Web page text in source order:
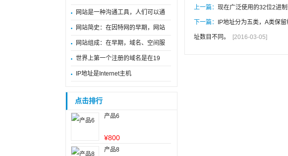
网站是一种沟通工具，人们可以通
网站简史：在因特网的早期，网站
网站组成：在早期，域名、空间服
世界上第一个注册的域名是在19
IP地址是Internet主机
点击排行
产品6
¥800
产品8
上一篇： 现在广泛使用的32位2进
下一篇： IP地址分为五类，A类保
址数目不同。 [2016-03-05]